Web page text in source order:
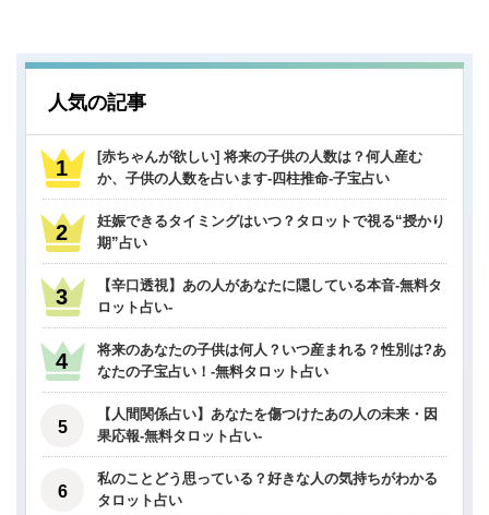
人気の記事
[赤ちゃんが欲しい] 将来の子供の人数は？何人産む
か、子供の人数を占います-四柱推命-子宝占い
妊娠できるタイミングはいつ？タロットで視る“授かり
期”占い
【辛口透視】あの人があなたに隠している本音-無料タ
ロット占い-
将来のあなたの子供は何人？いつ産まれる？性別は?あ
なたの子宝占い！-無料タロット占い
【人間関係占い】あなたを傷つけたあの人の未来・因
果応報-無料タロット占い-
私のことどう思っている？好きな人の気持ちがわかる
タロット占い